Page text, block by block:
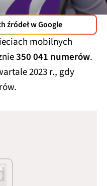
źródeł w Google
mobilnych
350 041 numerów.
2023 r., gdy